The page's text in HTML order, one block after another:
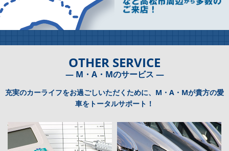
OTHER SERVICE
― M・A・Mのサービス ―
充実のカーライフをお過ごしいただくために、M・A・Mが貴方の愛
車をトータルサポート！